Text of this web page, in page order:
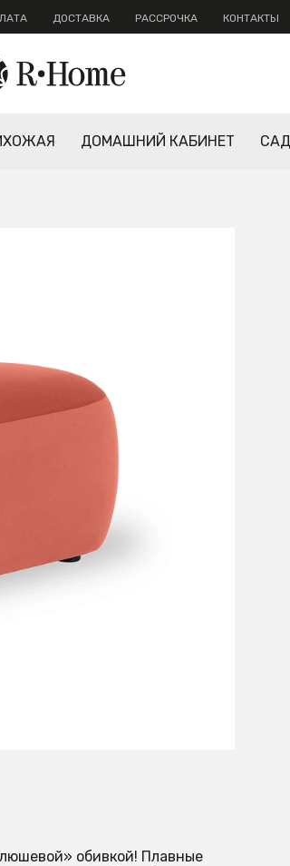
ДОСТАВКА РАССРОЧКА КОНТАКТЫ
ДОМАШНИЙ КАБИНЕТ САД
обивкой! Плавные